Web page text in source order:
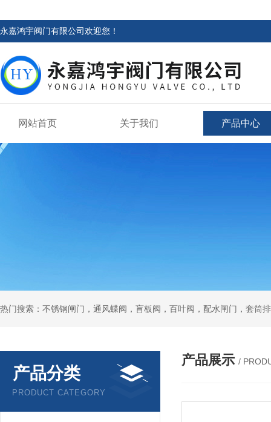
永嘉鸿宇阀门有限公司欢迎您！
网站首页 关于我们 产品中心
热门搜索：不锈钢闸门，通风蝶阀，盲板阀，百叶阀，配水闸门，套筒
产品分类
PRODUCT CATEGORY
产品展示 /